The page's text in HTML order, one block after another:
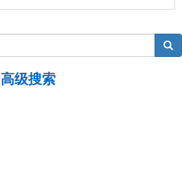
搜索
高级搜索